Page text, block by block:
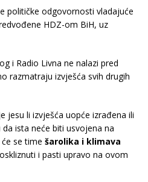
političke odgovornosti vladajuće
HDZ-om BiH, uz
i Radio Livna ne nalazi pred
razmatraju izvješća svih drugih
jesu li izvješća uopće izrađena ili
ista neće biti usvojena na
se time šarolika i klimava
i pasti upravo na ovom